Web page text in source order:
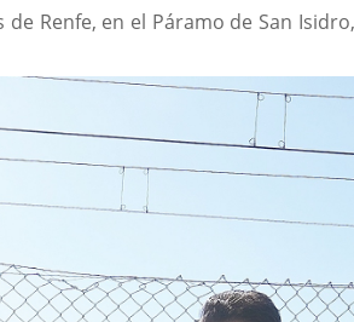
Renfe, en el Páramo de San